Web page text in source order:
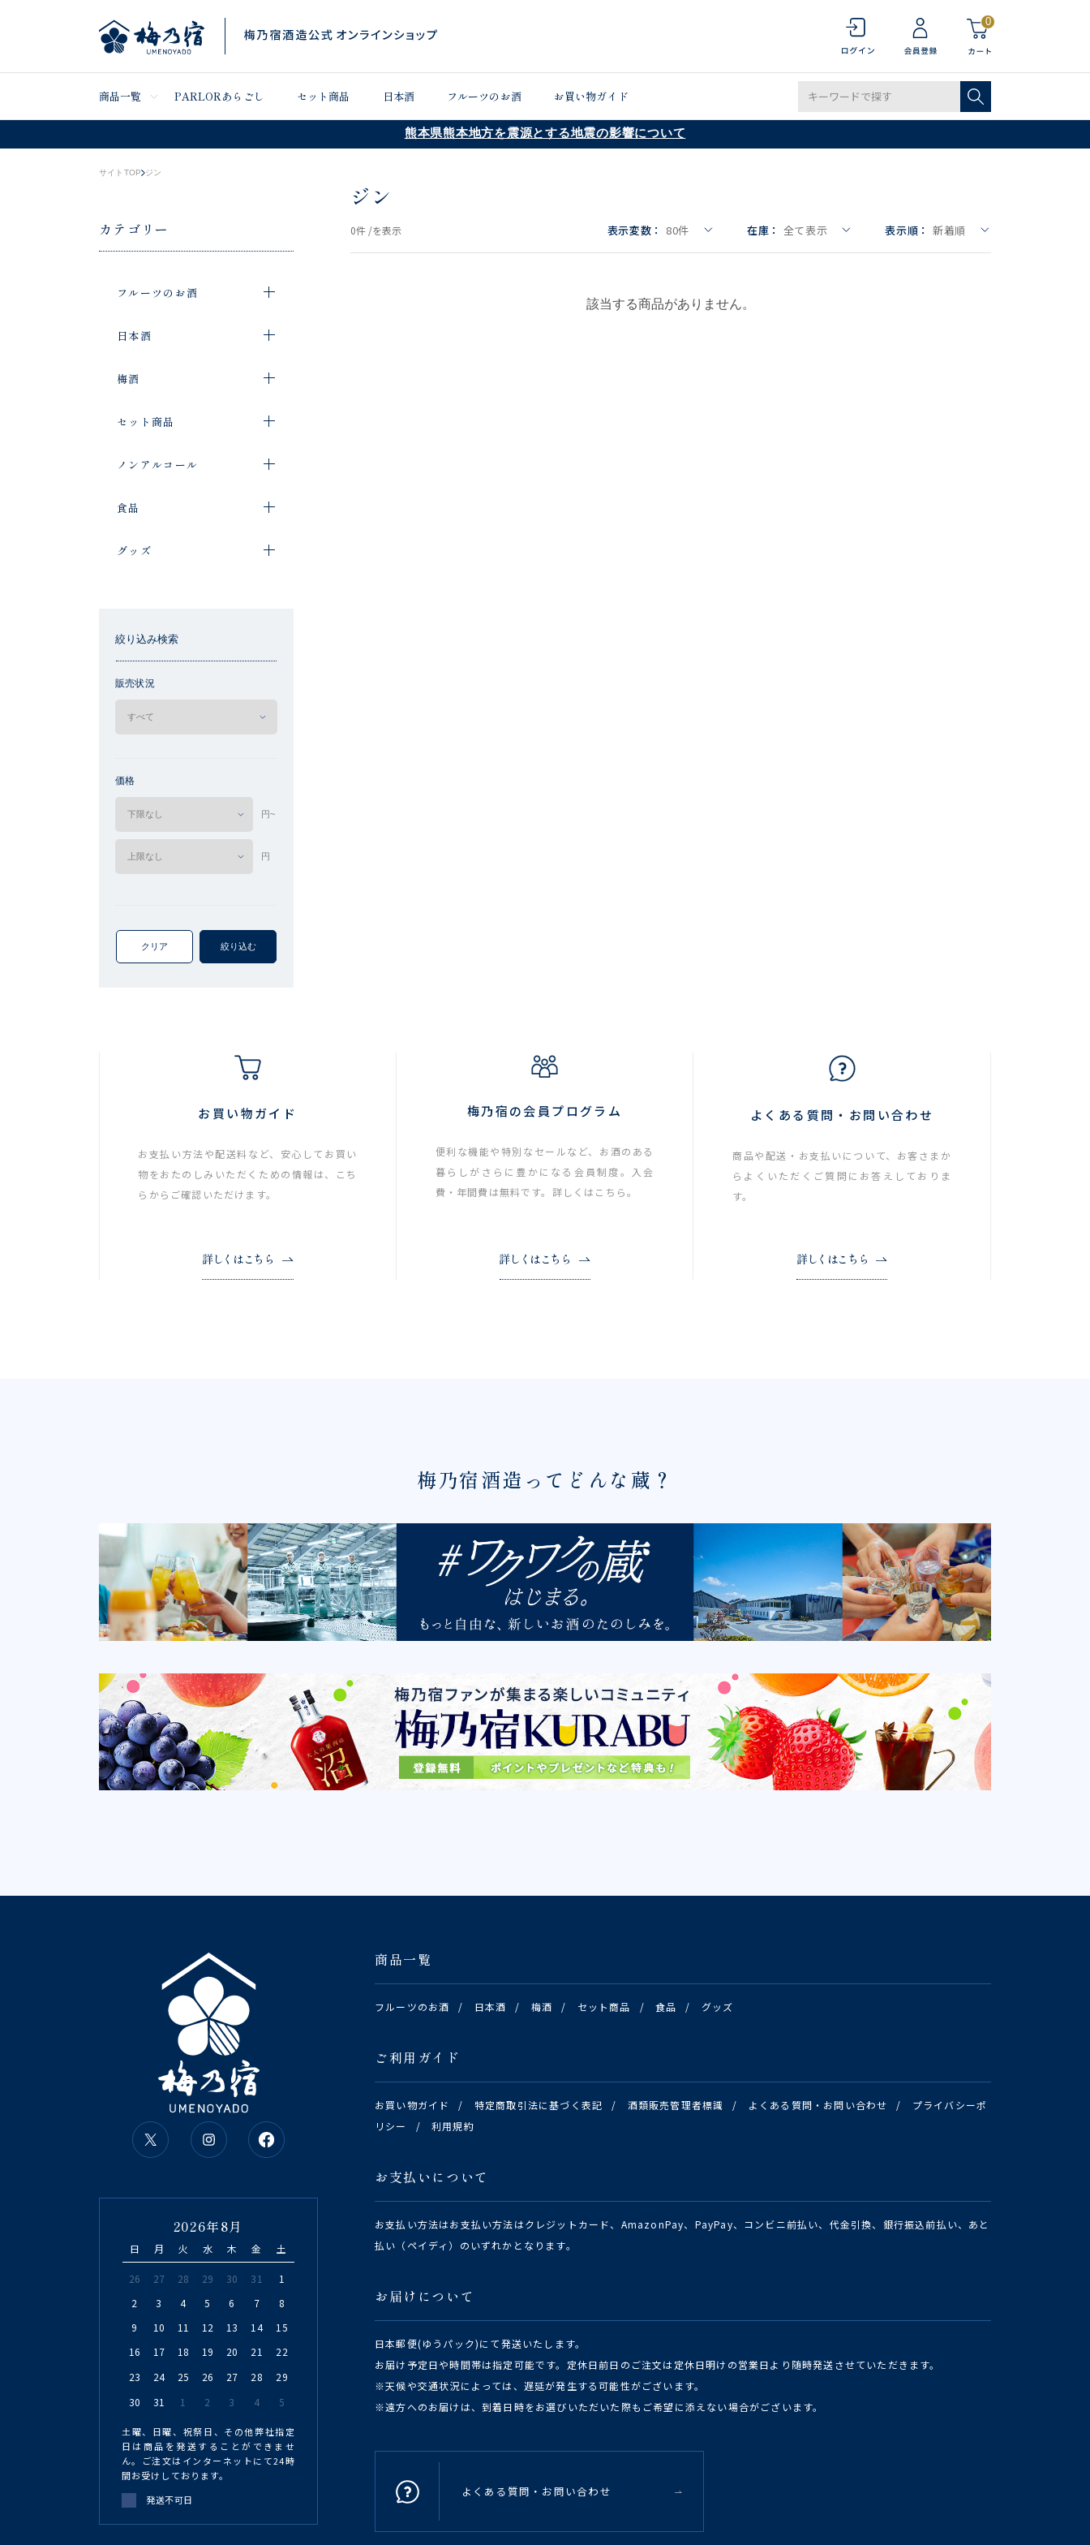
0
商品一覧 PARLORあらごし セット商品 日本酒 フルーツのお酒 お買い物ガイド
熊本県熊本地方を震源とする地震の影響について
サイトTOP ジン
カテゴリー
フルーツのお酒
日本酒
梅酒
セット商品
ノンアルコール
食品
グッズ
絞り込み検索
販売状況
価格
円~
円
クリア 絞り込む
ジン
0件 /を表示 表示変数： 80件 在庫： 全て表示 表示順： 新着順
該当する商品がありません。
お買い物ガイド
お支払い方法や配送料など、安心してお買い
物をおたのしみいただくための情報は、こち
らからご確認いただけます。
詳しくはこちら
梅乃宿の会員プログラム
便利な機能や特別なセールなど、お酒のある
暮らしがさらに豊かになる会員制度。入会
費・年間費は無料です。詳しくはこちら。
詳しくはこちら
よくある質問・お問い合わせ
商品や配送・お支払いについて、お客さまか
らよくいただくご質問にお答えしておりま
す。
詳しくはこちら
梅乃宿酒造ってどんな蔵？
商品一覧
フルーツのお酒 / 日本酒 / 梅酒 / セット商品 / 食品 / グッズ
ご利用ガイド
お買い物ガイド / 特定商取引法に基づく表記 / 酒類販売管理者標識 / よくある質問・お問い合わせ /
プライバシーポ
リシー
/ 利用規約
お支払いについて
お支払い方法はお支払い方法はクレジットカード、AmazonPay、PayPay、コンビニ前払い、代金引換、銀行振込前払い、あと
払い（ペイディ）のいずれかとなります。
お届けについて
日本郵便(ゆうパック)にて発送いたします。
お届け予定日や時間帯は指定可能です。定休日前日のご注文は定休日明けの営業日より随時発送させていただきます。
※天候や交通状況によっては、遅延が発生する可能性がございます。
※遠方へのお届けは、到着日時をお選びいただいた際もご希望に添えない場合がございます。
よくある質問・お問い合わせ
2026年8月
日 月 火 水 木 金 土
26 27 28 29 30 31
1
2
3 4 5 6 7
8
9
10 11 12 13 14
15
16
17 18 19 20 21
22
23
24 25 26 27 28
29
30
31 1 2 3 4 5
土曜、日曜、祝祭日、その他弊社指定
日は商品を発送することができませ
ん。ご注文はインターネットにて24時
間お受けしております。
発送不可日